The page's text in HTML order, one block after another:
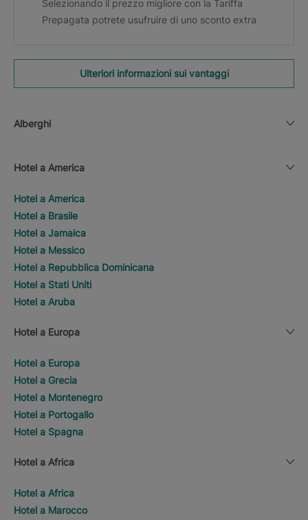
Selezionando il prezzo migliore con la Tariffa
Prepagata potrete usufruire di uno sconto extra
Ulteriori informazioni sui vantaggi
Alberghi
Hotel a America
Hotel a America
Hotel a Brasile
Hotel a Jamaica
Hotel a Messico
Hotel a Repubblica Dominicana
Hotel a Stati Uniti
Hotel a Aruba
Hotel a Europa
Hotel a Europa
Hotel a Grecia
Hotel a Montenegro
Hotel a Portogallo
Hotel a Spagna
Hotel a Africa
Hotel a Africa
Hotel a Marocco